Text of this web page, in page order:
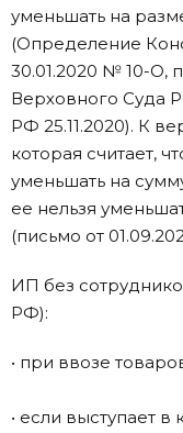
уменьшать на
(Определение
30.01.2020 № 10-О,
Верховного Суда
РФ 25.11.2020). К
которая считает,
уменьшать на
ее нельзя
(письмо от
ИП без
РФ):
• при ввозе
• если выступает в